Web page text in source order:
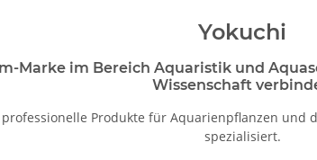
Yokuchi
Marke im Bereich Aquaristik und
Wissenschaft
Produkte für Aquarienpflanzen und
spezialisiert.